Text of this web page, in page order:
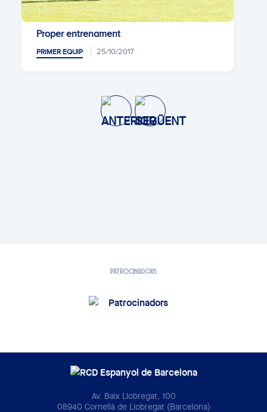
Proper entrenament
PRIMER EQUIP 25/10/2017
PATROCINADORS
Av. Baix Llobregat, 100
08940 Cornellà de Llobregat (Barcelona)